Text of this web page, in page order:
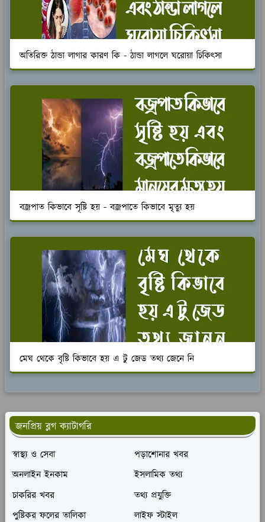
অতিরিক্ত ঠান্ডা লাগার কারণ কি - ঠান্ডা লাগলে ঘরোয়া চিকিৎসা
বজ্রপাত কিভাবে সৃষ্টি হয় - বজ্রপাতে কিভাবে মৃত্যু হয়
মেঘ থেকে বৃষ্টি কিভাবে হয় এ টু জেড তথ্য জেনে নি
জনপ্রিয় ব্লগ ক্যাটাগরি
স্বাস্থ্য ও সেবা
পড়াশোনার খবর
অনলাইন ইনকাম
ইসলামিক তথ্য
চাকরির খবর
তথ্য প্রযুক্তি
পুষ্টিকর ফলের তালিকা
লাইফ স্টাইল